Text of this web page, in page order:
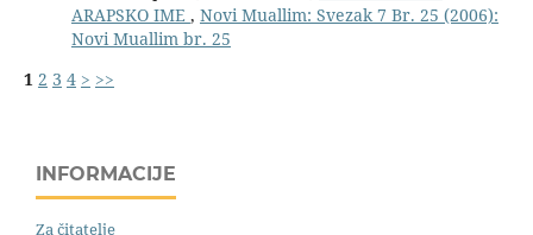
ARAPSKO IME , Novi Muallim: Svezak 7 Br. 25 (2006):
Novi Muallim br. 25
1 2 3 4 > >>
INFORMACIJE
Za čitatelje